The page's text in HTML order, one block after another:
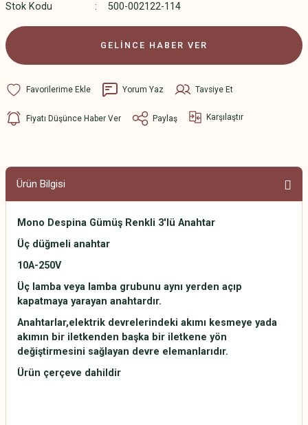
Stok Kodu
500-002122-114
GELİNCE HABER VER
Yorum Yaz Tavsiye Et
Fiyatı Düşünce Haber Ver Paylaş Karşılaştır
Ürün Bilgisi
Mono Despina Gümüş Renkli 3'lü Anahtar
Üç düğmeli anahtar
10A-250V
Üç lamba veya lamba grubunu aynı yerden açıp
kapatmaya yarayan anahtardır.
Anahtarlar,elektrik devrelerindeki akımı kesmeye yada
akımın bir iletkenden başka bir iletkene yön
değiştirmesini sağlayan devre elemanlarıdır.
Ürün çerçeve dahildir